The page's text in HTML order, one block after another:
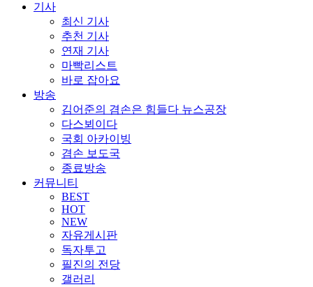
기사
최신 기사
추천 기사
연재 기사
마빡리스트
바로 잡아요
방송
김어준의 겸손은 힘들다 뉴스공장
다스뵈이다
국회 아카이빙
겸손 보도국
종료방송
커뮤니티
BEST
HOT
NEW
자유게시판
독자투고
필진의 전당
갤러리